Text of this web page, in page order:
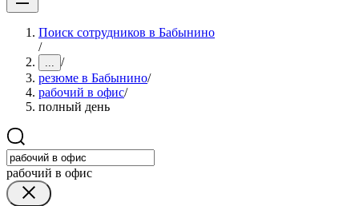
Поиск сотрудников в Бабынино
/
... /
резюме в Бабынино/
рабочий в офис/
полный день
рабочий в офис